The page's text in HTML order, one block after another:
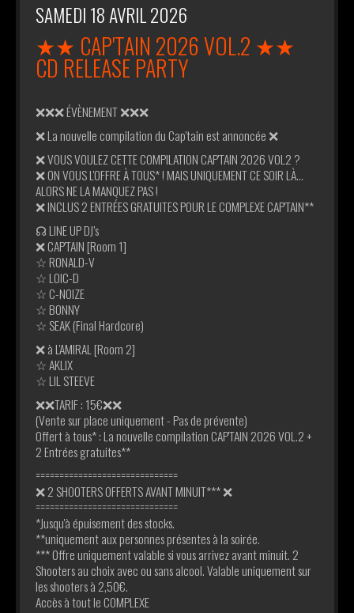
SAMEDI 18 AVRIL 2026
★★ CAP'TAIN 2026 VOL.2 ★★
CD RELEASE PARTY
❌❌❌ ÉVÈNEMENT ❌❌❌
❌ La nouvelle compilation du Cap'tain est annoncée ❌
❌ VOUS VOULEZ CETTE COMPILATION CAP'TAIN 2026 VOL2 ?
❌ ON VOUS L'OFFRE À TOUS* ! MAIS UNIQUEMENT CE SOIR LÀ...
ALORS NE LA MANQUEZ PAS !
❌ INCLUS 2 ENTRÉES GRATUITES POUR LE COMPLEXE CAP'TAIN**
☊ LINE UP DJ’s
❌ CAP'TAIN [Room 1]
☆ RONALD-V
☆ LOIC-D
☆ C-NOIZE
☆ BONNY
☆ SEAK (Final Hardcore)
❌ à L'AMIRAL [Room 2]
☆ AKLIX
☆ LIL STEEVE
❌❌TARIF : 15€❌❌
(Vente sur place uniquement - Pas de prévente)
Offert à tous* : La nouvelle compilation CAP'TAIN 2026 VOL.2 +
2 Entrées gratuites**
==============================
❌ 2 SHOOTERS OFFERTS AVANT MINUIT*** ❌
==============================
*Jusqu'à épuisement des stocks.
**uniquement aux personnes présentes à la soirée.
*** Offre uniquement valable si vous arrivez avant minuit. 2
Shooters au choix avec ou sans alcool. Valable uniquement sur
les shooters à 2,50€.
Accès à tout le COMPLEXE